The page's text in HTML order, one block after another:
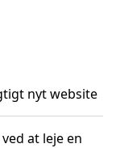
nyt website
at leje en